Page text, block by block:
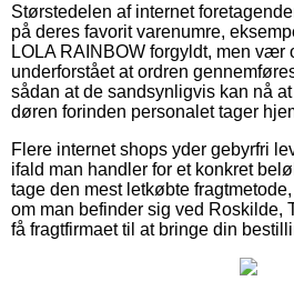
Størstedelen af internet
på deres favorit varenumre,
LOLA RAINBOW forgyldt, men vær
underforstået at ordren
sådan at de sandsynligvis kan nå
døren forinden personalet tager
Flere internet shops yder gebyrfri
ifald man handler for et konkret
tage den mest letkøbte
om man befinder sig ved Roskilde,
få fragtfirmaet til at bringe din